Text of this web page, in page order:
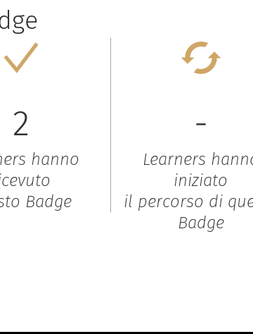
2
hanno
Badge
-
Learners
iniziato
il percorso di
Badge